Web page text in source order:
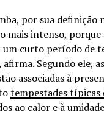
por sua definição
mais intenso,
um curto período de
Segundo ele,
associadas à
tempestades típicas
ao calor e à